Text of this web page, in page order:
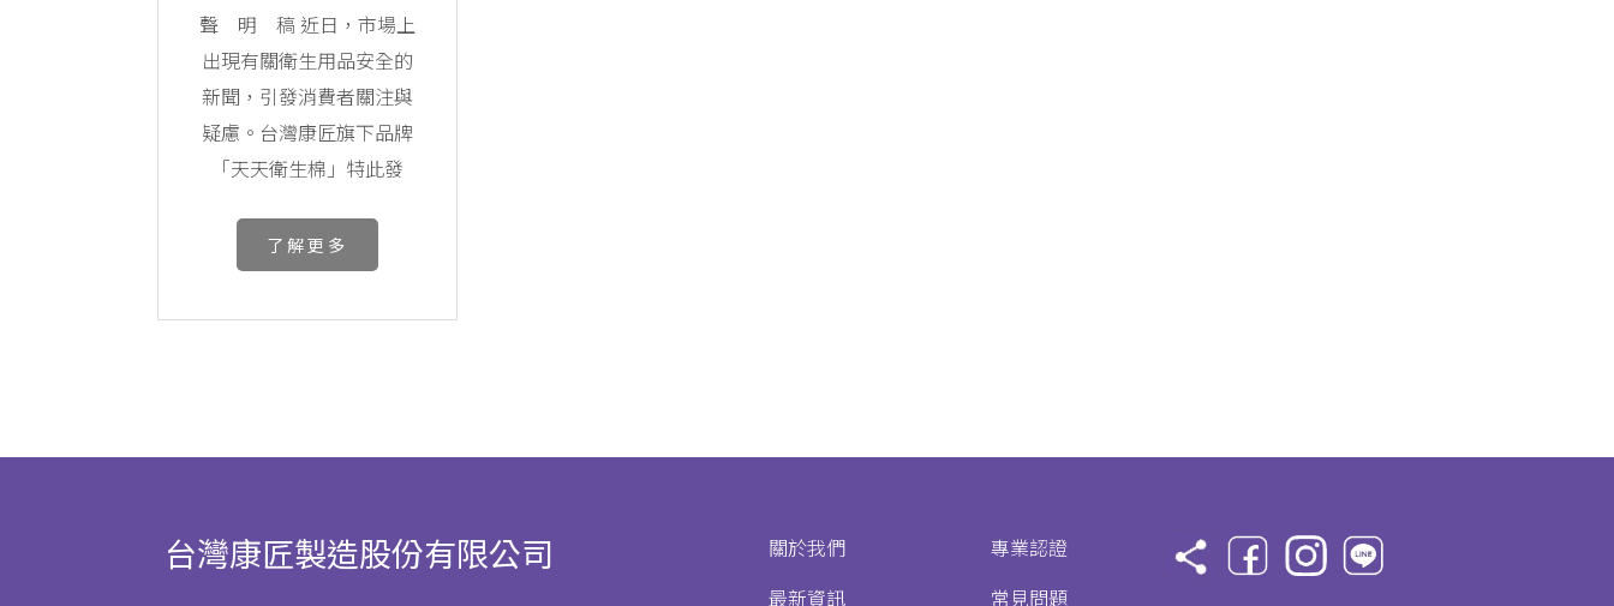
聲 明 稿 近日，市場上
出現有關衛生用品安全的
新聞，引發消費者關注與
疑慮。台灣康匠旗下品牌
「天天衛生棉」特此發
了解更多
台灣康匠製造股份有限公司
關於我們
最新資訊
專業認證
常見問題